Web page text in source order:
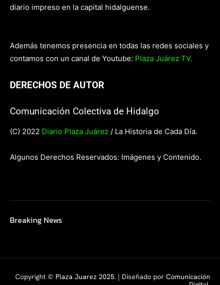
diario impreso en la capital hidalguense.
Además tenemos presencia en todas las redes sociales y
contamos con un canal de Youtube: Plaza Juárez TV.
DERECHOS DE AUTOR
Comunicación Colectiva de Hidalgo
(C) 2022 Diario Plaza Juárez / La Historia de Cada Día.
Algunos Derechos Reservados: Imágenes y Contenido.
Breaking News
Copyright © Plaza Juarez 2025. | Diseñado por Comunicación